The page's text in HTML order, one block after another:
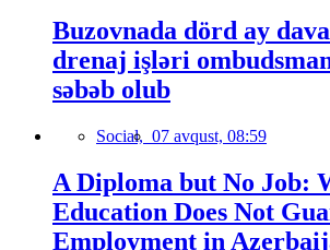
Buzovnada dörd ay
drenaj işləri
səbəb olub
Social, 07 avqust, 08:59
A Diploma but No Job:
Education Does Not
Employment in